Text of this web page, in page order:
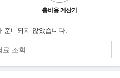
총비용 계산기
준비되지 않았습니다.
료 조회